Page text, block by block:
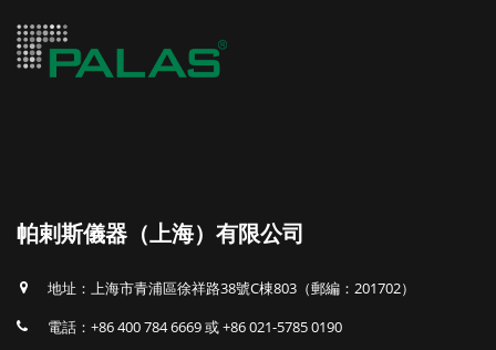
帕剌斯儀器（上海）有限公司
地址：上海市青浦區徐祥路38號C棟803（郵編：201702）
電話：+86 400 784 6669 或 +86 021-5785 0190